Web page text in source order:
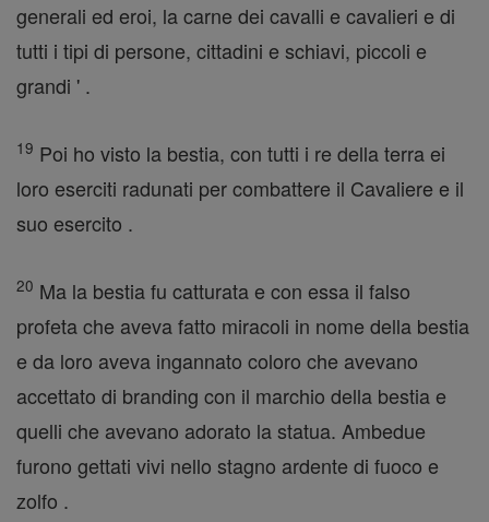
generali ed eroi, la carne dei cavalli e cavalieri e di
tutti i tipi di persone, cittadini e schiavi, piccoli e
grandi ' .
19 Poi ho visto la bestia, con tutti i re della terra ei
loro eserciti radunati per combattere il Cavaliere e il
suo esercito .
20 Ma la bestia fu catturata e con essa il falso
profeta che aveva fatto miracoli in nome della bestia
e da loro aveva ingannato coloro che avevano
accettato di branding con il marchio della bestia e
quelli che avevano adorato la statua. Ambedue
furono gettati vivi nello stagno ardente di fuoco e
zolfo .